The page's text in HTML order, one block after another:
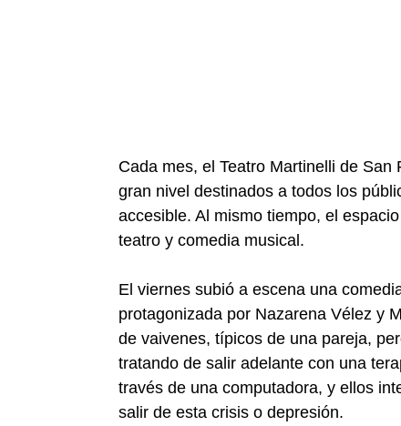
Cada mes, el Teatro Martinelli de
gran nivel destinados a todos los
accesible. Al mismo tiempo, el
teatro y comedia musical.
El viernes subió a escena una
protagonizada por Nazarena Vélez y
de vaivenes, típicos de una pareja,
tratando de salir adelante con una
través de una computadora, y ellos
salir de esta crisis o depresión.